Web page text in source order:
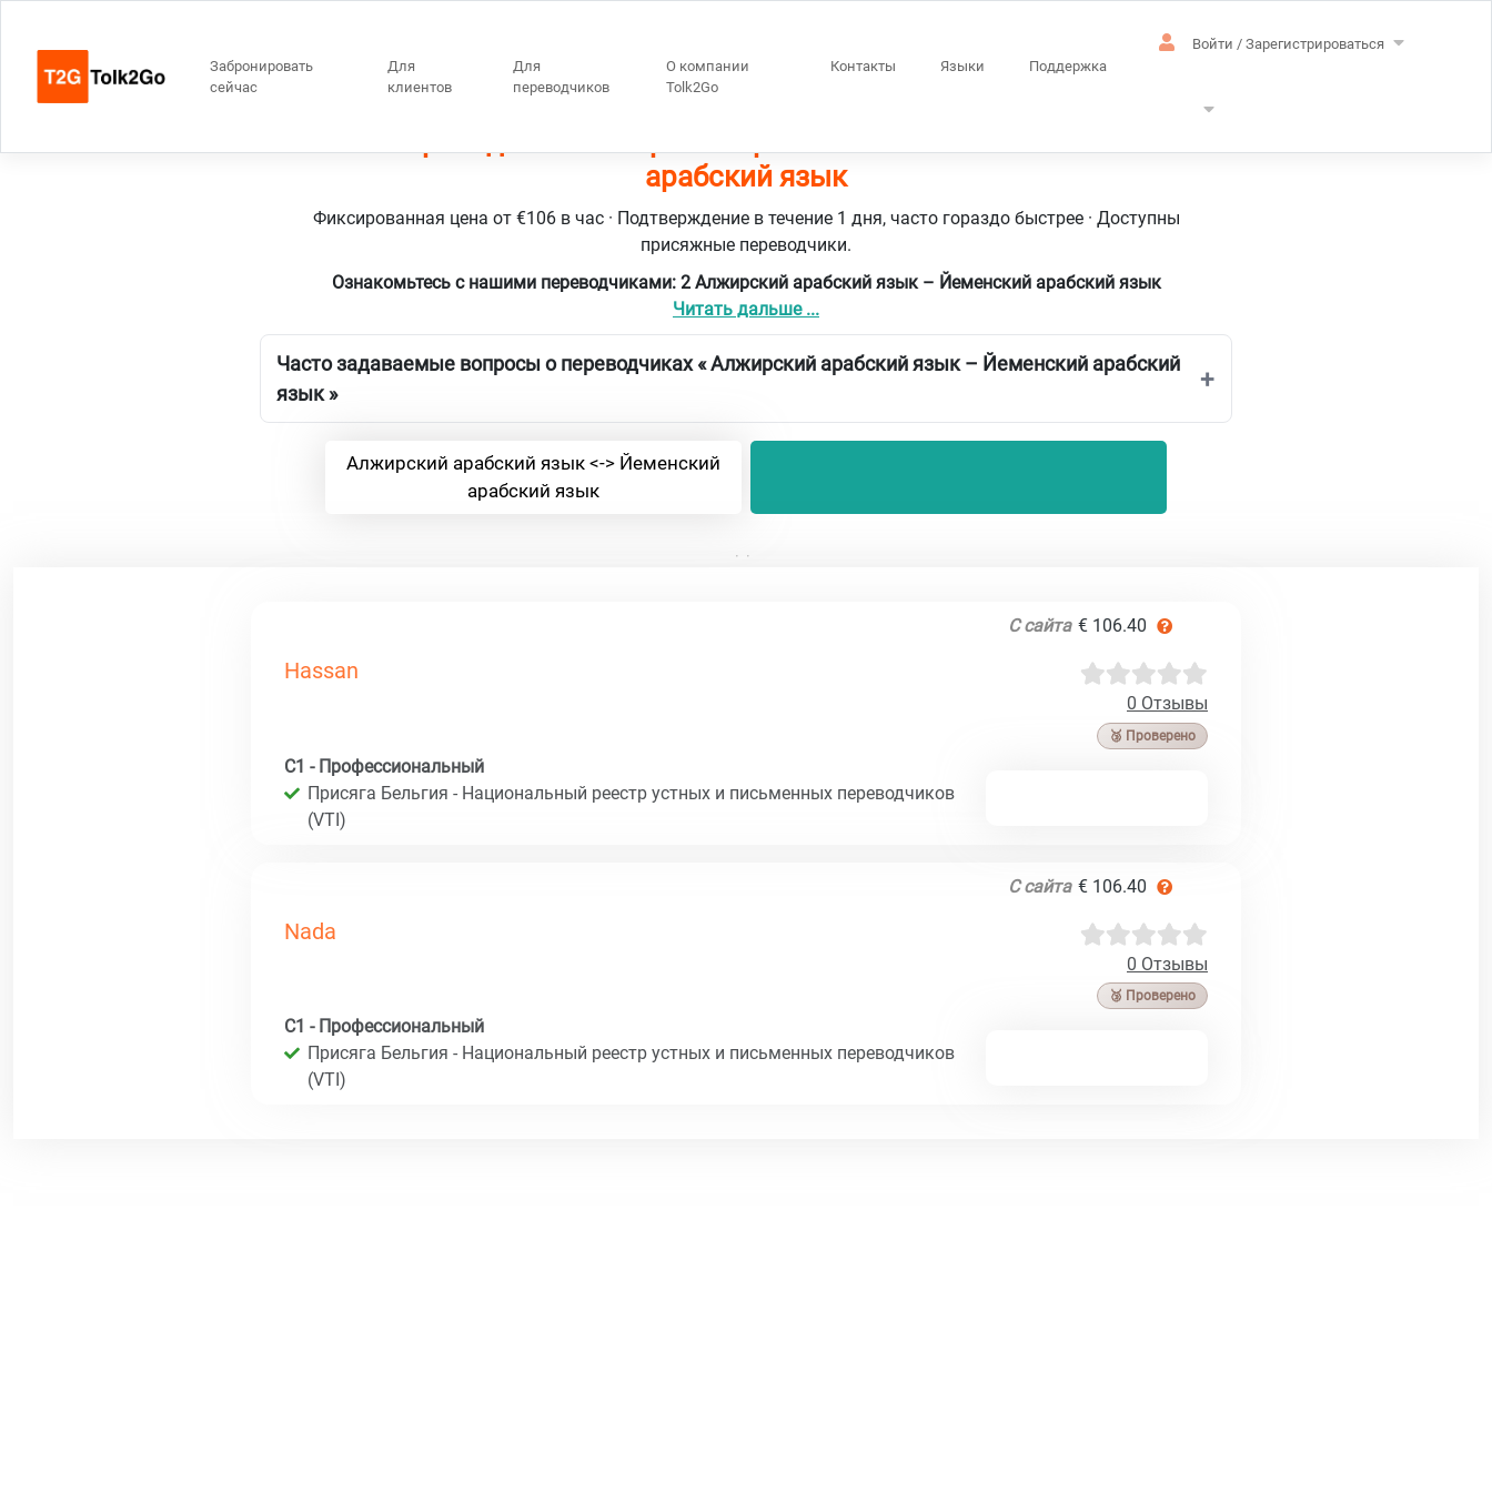
Забронировать
сейчас
Для
клиентов
Для
переводчиков
О компании
Tolk2Go
Контакты Языки Поддержка
Войти / Зарегистрироваться
арабский язык
Фиксированная цена от €106 в час · Подтверждение в течение 1 дня, часто гораздо быстрее · Доступны
присяжные переводчики.
Ознакомьтесь с нашими переводчиками: 2 Алжирский арабский язык – Йеменский арабский язык
Читать дальше ...
Часто задаваемые вопросы о переводчиках « Алжирский арабский язык – Йеменский арабский
язык »
Алжирский арабский язык <-> Йеменский
арабский язык
С сайта € 106.40
Hassan
0 Отзывы
🥉 Проверено
C1 - Профессиональный
Присяга Бельгия - Национальный реестр устных и письменных переводчиков
(VTI)
С сайта € 106.40
Nada
0 Отзывы
🥉 Проверено
C1 - Профессиональный
Присяга Бельгия - Национальный реестр устных и письменных переводчиков
(VTI)